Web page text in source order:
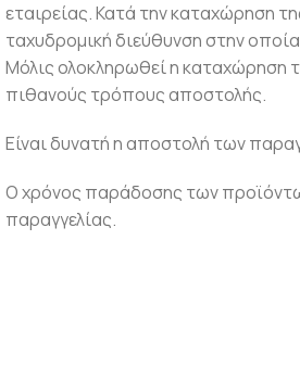
εταιρείας. Κατά την καταχώρηση
ταχυδρομική διεύθυνση στην
Μόλις ολοκληρωθεί η καταχώρηση
πιθανούς τρόπους αποστολής.
Είναι δυνατή η αποστολή των
Ο χρόνος παράδοσης των
παραγγελίας.